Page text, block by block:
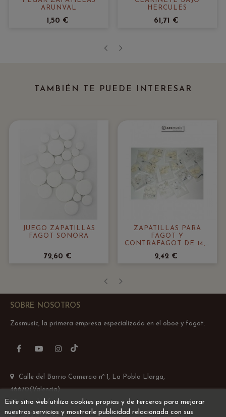
ARUNVAL
1,50 €
HERCULES
61,71 €
TAMBIÉN TE PUEDE INTERESAR
JUEGO ZAPATILLAS
FAGOT SONORA
72,60 €
ZAPATILLAS PARA
FAGOT Y
CONTRAFAGOT DE 14,5
2,42 €
SOBRE NOSOTROS
Zasmusic, la primera empresa especializada en el oboe y fagot.
FacebookYouTubeInstagram
Calle del Barrio Comercio nº 1, La Pobla Llarga,
46670(Valencia)
Email: info@zasmusic.com
695 962 145
Este sitio web utiliza cookies propias y de terceros para mejorar
nuestros servicios y mostrarle publicidad relacionada con sus